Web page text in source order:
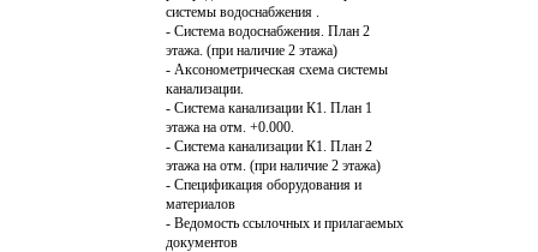
системы водоснабжения .
- Система водоснабжения. План 2
этажа. (при наличие 2 этажа)
- Аксонометрическая схема системы
канализации.
- Система канализации К1. План 1
этажа на отм. +0.000.
- Система канализации К1. План 2
этажа на отм. (при наличие 2 этажа)
- Спецификация оборудования и
материалов
- Ведомость ссылочных и прилагаемых
документов